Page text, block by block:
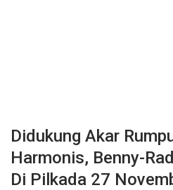
Didukung Akar
Harmonis, Benny-
Di Pilkada 27